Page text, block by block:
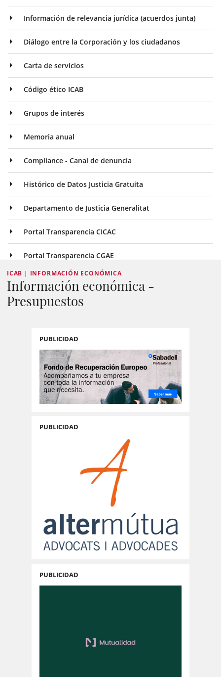
Información de relevancia jurídica (acuerdos junta)
Diálogo entre la Corporación y los ciudadanos
Carta de servicios
Código ético ICAB
Grupos de interés
Memoria anual
Compliance - Canal de denuncia
Histórico de Datos Justicia Gratuita
Departamento de Justicia Generalitat
Portal Transparencia CICAC
Portal Transparencia CGAE
ICAB | INFORMACIÓN ECONÓMICA
Información económica -
Presupuestos
PUBLICIDAD
PUBLICIDAD
PUBLICIDAD